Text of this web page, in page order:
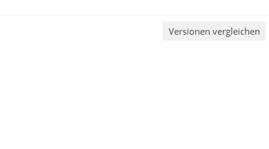
Versionen vergleichen